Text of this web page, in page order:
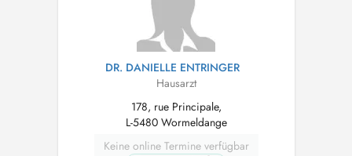
DR. DANIELLE ENTRINGER
Hausarzt
178, rue Principale,
L-5480 Wormeldange
Keine online Termine verfügbar